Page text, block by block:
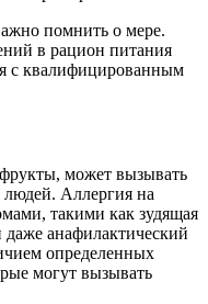
помнить о мере.
в рацион питания
с квалифицированным
фрукты, может вызывать
людей. Аллергия на
такими как зудящая
анафилактический
определенных
могут вызывать